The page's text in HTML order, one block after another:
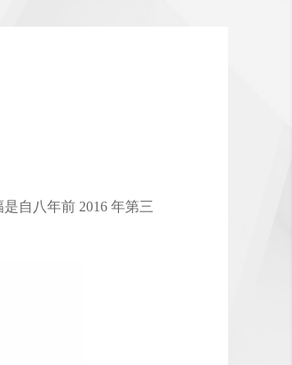
自八年前 2016 年第三